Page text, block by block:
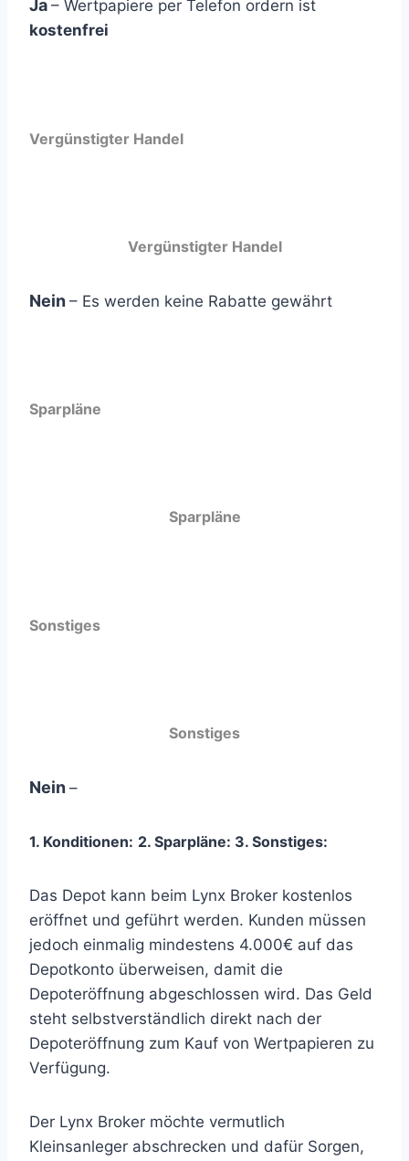
Ja – Wertpapiere per Telefon ordern ist
kostenfrei
Vergünstigter Handel
Vergünstigter Handel
Nein – Es werden keine Rabatte gewährt
Sparpläne
Sparpläne
Sonstiges
Sonstiges
Nein –
1. Konditionen: 2. Sparpläne: 3. Sonstiges:
Das Depot kann beim Lynx Broker kostenlos
eröffnet und geführt werden. Kunden müssen
jedoch einmalig mindestens 4.000€ auf das
Depotkonto überweisen, damit die
Depoteröffnung abgeschlossen wird. Das Geld
steht selbstverständlich direkt nach der
Depoteröffnung zum Kauf von Wertpapieren zu
Verfügung.
Der Lynx Broker möchte vermutlich
Kleinsanleger abschrecken und dafür Sorgen,